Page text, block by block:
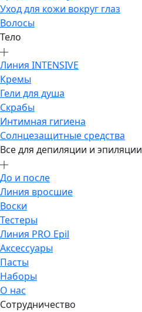
Уход для кожи вокруг глаз
Волосы
Тело
Линия INTENSIVE
Кремы
Гели для душа
Скрабы
Интимная гигиена
Солнцезащитные средства
Все для депиляции и эпиляции
До и после
Линия вросшие
Воски
Тестеры
Линия PRO Epil
Аксессуары
Пасты
Наборы
О нас
Сотрудничество